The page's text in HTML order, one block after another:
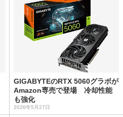
GIGABYTEのRTX 5060グラボが
Amazon専売で登場 冷却性能
も強化
2026年5月27日